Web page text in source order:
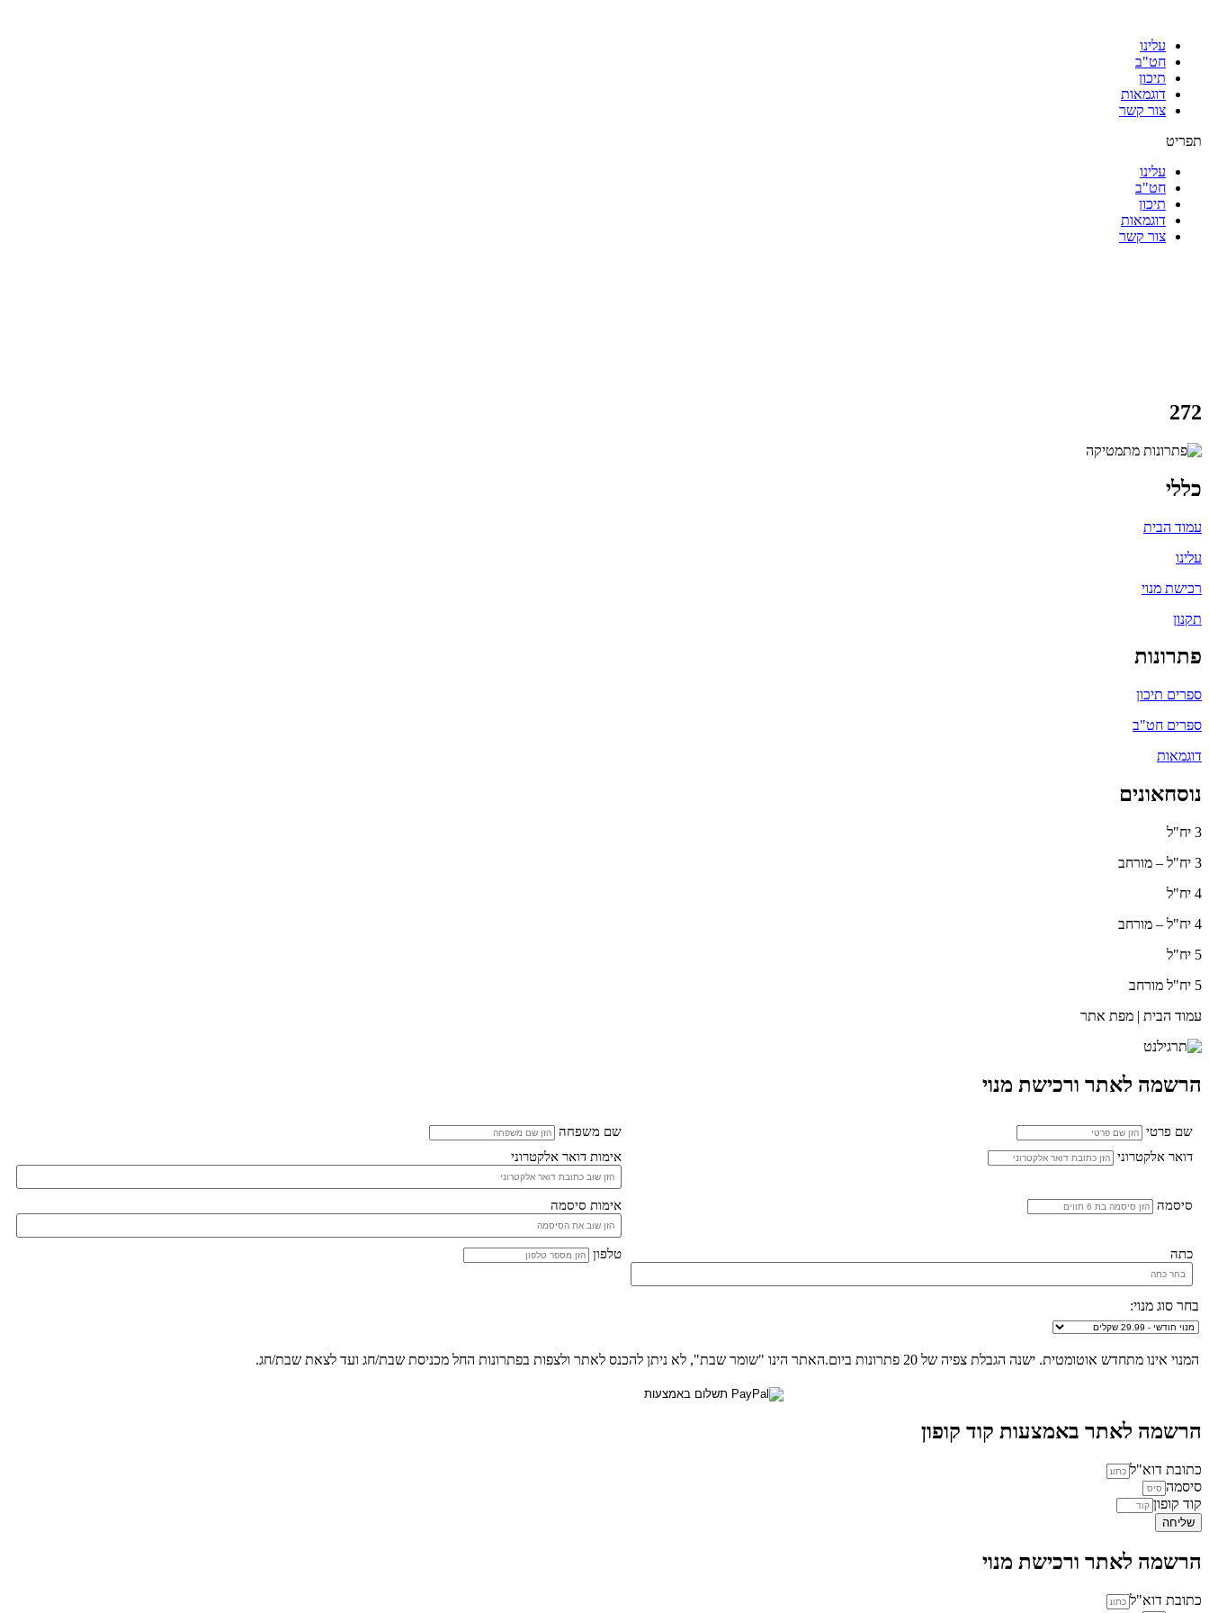
עלינו
חט"ב
תיכון
דוגמאות
צור קשר
תפריט
עלינו
חט"ב
תיכון
דוגמאות
צור קשר
272
כללי
עמוד הבית
עלינו
רכישת מנוי
תקנון
פתרונות
ספרים תיכון
ספרים חט"ב
דוגמאות
נוסחאונים
3 יח"ל
3 יח"ל – מורחב
4 יח"ל
4 יח"ל – מורחב
5 יח"ל
5 יח"ל מורחב
עמוד הבית | מפת אתר
הרשמה לאתר ורכישת מנוי
שם פרטי
שם משפחה
דואר אלקטרוני
אימות דואר אלקטרוני
סיסמה אימות סיסמה
כתה טלפון
בחר סוג מנוי:
המנוי אינו מתחדש אוטומטית. ישנה הגבלת צפיה של 20 פתרונות ביום.האתר הינו "שומר שבת", לא ניתן להכנס לאתר ולצפות בפתרונות החל מכניסת שבת/חג ועד לצאת שבת/חג.
הרשמה לאתר באמצעות קוד קופון
כתובת דוא"ל
סיסמה
קוד קופון
שליחה
הרשמה לאתר ורכישת מנוי
כתובת דוא"ל